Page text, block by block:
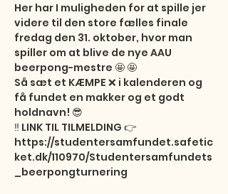
Her har I muligheden for at spille jer
videre til den store fælles finale
fredag den 31. oktober, hvor man
spiller om at blive de nye AAU
beerpong-mestre 🤩 🤩
Så sæt et KÆMPE ❌ i kalenderen og
få fundet en makker og et godt
holdnavn! 😎
‼️ LINK TIL TILMELDING 👉
https://studentersamfundet.safetic
ket.dk/110970/Studentersamfundets
_beerpongturnering